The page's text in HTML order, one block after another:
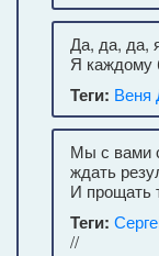
Да, да, да,
Я каждому
Теги: Веня
Мы с вами
ждать
И прощать
Теги:
//